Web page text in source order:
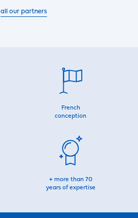
all our partners
French
conception
+ more than 70
years of expertise